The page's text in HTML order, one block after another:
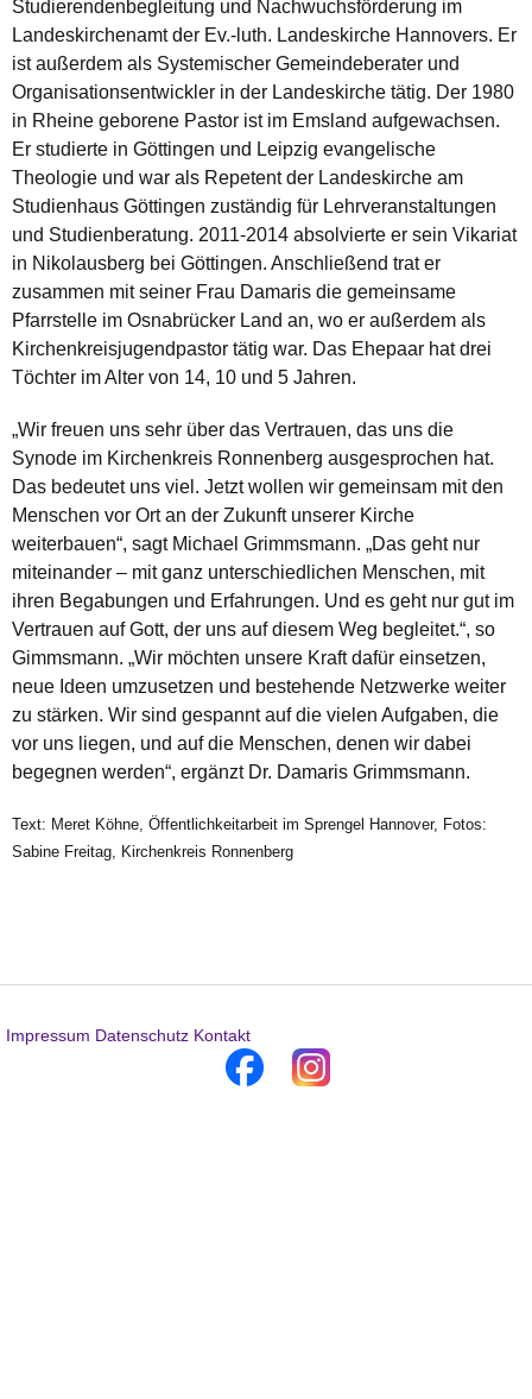
Studierendenbegleitung und Nachwuchsförderung im
Landeskirchenamt der Ev.-luth. Landeskirche Hannovers. Er
ist außerdem als Systemischer Gemeindeberater und
Organisationsentwickler in der Landeskirche tätig. Der 1980
in Rheine geborene Pastor ist im Emsland aufgewachsen.
Er studierte in Göttingen und Leipzig evangelische
Theologie und war als Repetent der Landeskirche am
Studienhaus Göttingen zuständig für Lehrveranstaltungen
und Studienberatung. 2011-2014 absolvierte er sein Vikariat
in Nikolausberg bei Göttingen. Anschließend trat er
zusammen mit seiner Frau Damaris die gemeinsame
Pfarrstelle im Osnabrücker Land an, wo er außerdem als
Kirchenkreisjugendpastor tätig war. Das Ehepaar hat drei
Töchter im Alter von 14, 10 und 5 Jahren.
„Wir freuen uns sehr über das Vertrauen, das uns die
Synode im Kirchenkreis Ronnenberg ausgesprochen hat.
Das bedeutet uns viel. Jetzt wollen wir gemeinsam mit den
Menschen vor Ort an der Zukunft unserer Kirche
weiterbauen“, sagt Michael Grimmsmann. „Das geht nur
miteinander – mit ganz unterschiedlichen Menschen, mit
ihren Begabungen und Erfahrungen. Und es geht nur gut im
Vertrauen auf Gott, der uns auf diesem Weg begleitet.“, so
Gimmsmann. „Wir möchten unsere Kraft dafür einsetzen,
neue Ideen umzusetzen und bestehende Netzwerke weiter
zu stärken. Wir sind gespannt auf die vielen Aufgaben, die
vor uns liegen, und auf die Menschen, denen wir dabei
begegnen werden“, ergänzt Dr. Damaris Grimmsmann.
Text: Meret Köhne, Öffentlichkeitarbeit im Sprengel Hannover, Fotos:
Sabine Freitag, Kirchenkreis Ronnenberg
Impressum Datenschutz Kontakt